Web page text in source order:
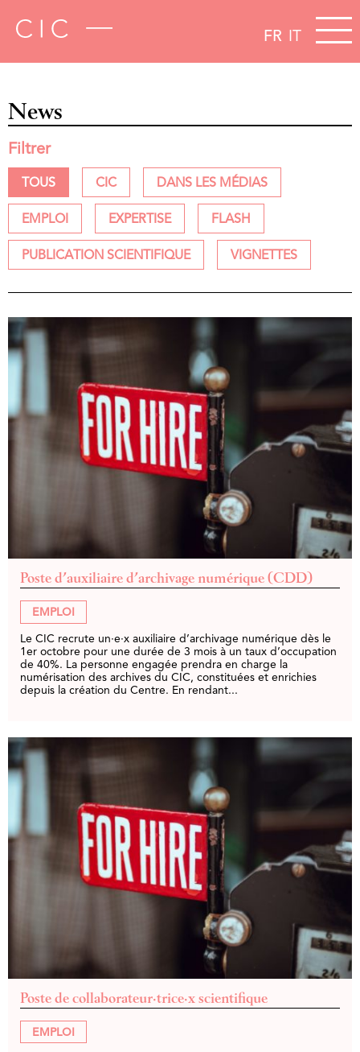
FR IT
News
Filtrer
TOUS CIC DANS LES MÉDIAS
EMPLOI EXPERTISE FLASH
PUBLICATION SCIENTIFIQUE VIGNETTES
Poste d’auxiliaire d’archivage numérique (CDD)
EMPLOI
Le CIC recrute un·e·x auxiliaire d’archivage numérique dès le
1er octobre pour une durée de 3 mois à un taux d’occupation
de 40%. La personne engagée prendra en charge la
numérisation des archives du CIC, constituées et enrichies
depuis la création du Centre. En rendant...
Poste de collaborateur·trice·x scientifique
EMPLOI